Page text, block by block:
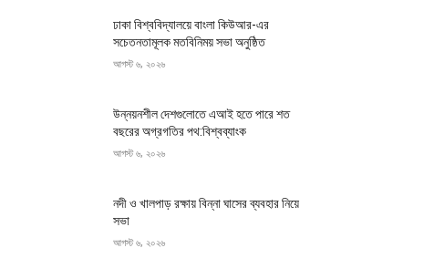
ঢাকা বিশ্ববিদ্যালয়ে বাংলা কিউআর-এর
সচেতনতামূলক মতবিনিময় সভা অনুষ্ঠিত
আগস্ট ৬, ২০২৬
উন্নয়নশীল দেশগুলোতে এআই হতে পারে শত
বছরের অগ্রগতির পথ:বিশ্বব্যাংক
আগস্ট ৬, ২০২৬
নদী ও খালপাড় রক্ষায় বিন্না ঘাসের ব্যবহার নিয়ে
সভা
আগস্ট ৬, ২০২৬